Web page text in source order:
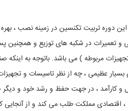
دوره تربیت تکنسین در زمینه نصب ، بهره
و تعمیرات در شکبه های توزیع و همچنین
مربوطه ) می باشد. باتوجه به
بسیار عظیمی ، چه از نظر تاسیسات و
، در جهت حفظ و رشد خود و دیگر
، اقتصادی مملکت طلب می کند و از